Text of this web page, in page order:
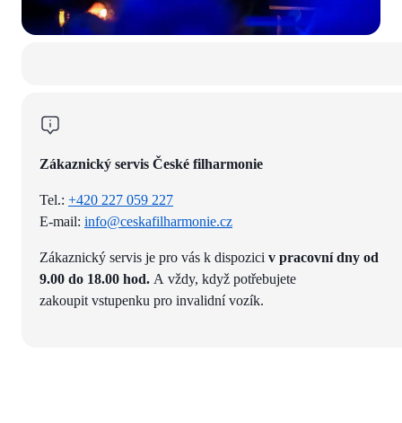
Zákaznický servis České filharmonie
Tel.: +420 227 059 227
E-mail: info@ceskafilharmonie.cz
Zákaznický servis je pro vás k dispozici v pracovní dny od
9.00 do 18.00 hod. A vždy, když potřebujete
zakoupit vstupenku pro invalidní vozík.